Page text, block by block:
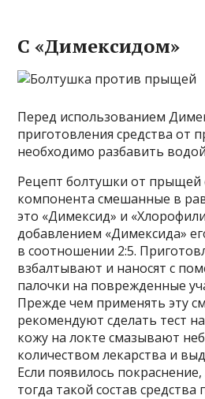
С «Димексидом»
Перед использованием
приготовления средства от
необходимо разбавить
Рецепт болтушки от прыщей
компонента смешанные в
это «Димексид» и
добавлением «Димексида»
в соотношении 2:5.
взбалтывают и наносят с
палочки на поврежденные
Прежде чем применять эту
рекомендуют сделать тест
кожу на локте смазывают
количеством лекарства и
Если появилось
тогда такой состав